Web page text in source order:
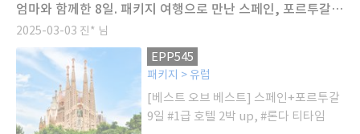
엄마와 함께한 8일. 패키지 여행으로 만난 스페인, 포르투갈의 매력
2025-03-03 진* 님
EPP545
패키지 > 유럽
[베스트 오브 베스트] 스페인+포르투갈
9일 #1급 호텔 2박 up, #론다 티타임